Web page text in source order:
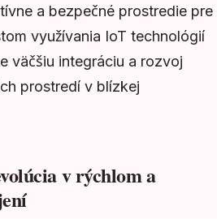
a bezpečné prostredie pre
využívania IoT technológií
väčšiu integráciu a rozvoj
prostredí v blízkej
v rýchlom a